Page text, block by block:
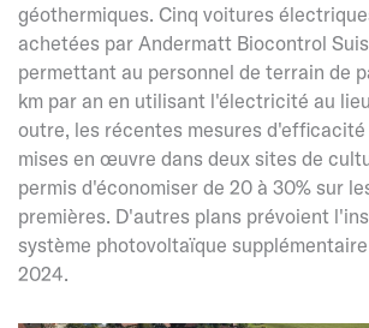
géothermiques. Cinq voitures
achetées par Andermatt Biocontrol
permettant au personnel de terrain de
km par an en utilisant l'électricité au
outre, les récentes mesures
mises en œuvre dans deux sites de
permis d'économiser de 20 à 30% sur
premières. D'autres plans prévoient
système photovoltaïque
2024.